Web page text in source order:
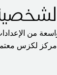
الإعدادات
لكزس